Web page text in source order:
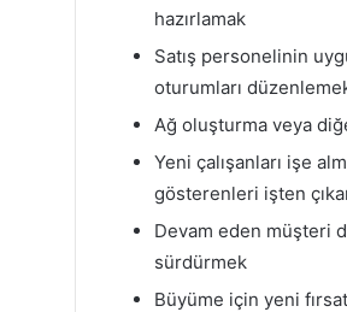
hazırlamak
Satış personelinin
oturumları
Ağ oluşturma veya
Yeni çalışanları işe
gösterenleri işten
Devam eden müşteri
sürdürmek
Büyüme için yeni